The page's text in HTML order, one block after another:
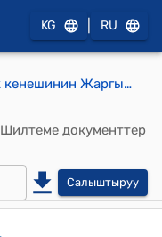
KG RU
Жаргылчак айылдык кенешинин Жаргылчак жергиликтүү кеңешинин депутаттарына жыйын жана кеңешме өткөрүү кабинетин берүү жөнүндө токтому
Шилтеме документтер
Салыштыруу